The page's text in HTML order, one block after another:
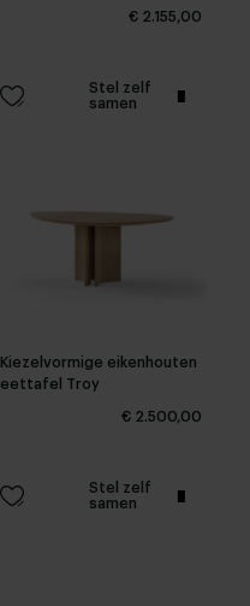
€ 2.155,00
Stel zelf
samen
Kiezelvormige eikenhouten
eettafel Troy
€ 2.500,00
Stel zelf
samen